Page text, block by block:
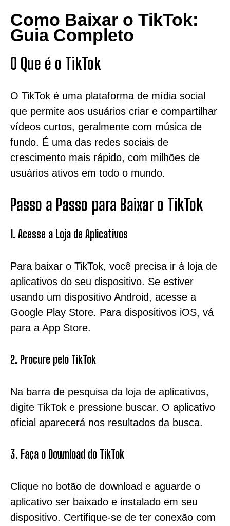
Como Baixar o TikTok:
Guia Completo
O Que é o TikTok
O TikTok é uma plataforma de mídia social
que permite aos usuários criar e compartilhar
vídeos curtos, geralmente com música de
fundo. É uma das redes sociais de
crescimento mais rápido, com milhões de
usuários ativos em todo o mundo.
Passo a Passo para Baixar o TikTok
1. Acesse a Loja de Aplicativos
Para baixar o TikTok, você precisa ir à loja de
aplicativos do seu dispositivo. Se estiver
usando um dispositivo Android, acesse a
Google Play Store. Para dispositivos iOS, vá
para a App Store.
2. Procure pelo TikTok
Na barra de pesquisa da loja de aplicativos,
digite TikTok e pressione buscar. O aplicativo
oficial aparecerá nos resultados da busca.
3. Faça o Download do TikTok
Clique no botão de download e aguarde o
aplicativo ser baixado e instalado em seu
dispositivo. Certifique-se de ter conexão com